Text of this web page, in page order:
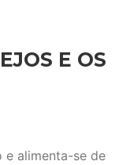
E OS
e alimenta-se de